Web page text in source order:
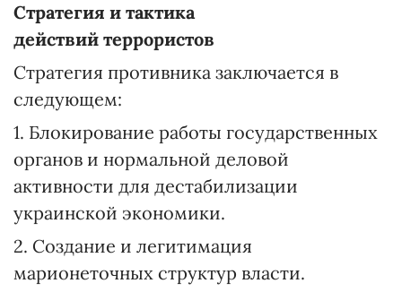
Стратегия и тактика
действий террористов
Стратегия противника заключается в
следующем:
1. Блокирование работы государственных
органов и нормальной деловой
активности для дестабилизации
украинской экономики.
2. Создание и легитимация
марионеточных структур власти.